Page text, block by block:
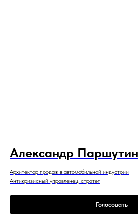
Александр Паршутин
Архитектор продаж в автомобильной индустрии
Антикризисный управленец, стратег
Голосовать